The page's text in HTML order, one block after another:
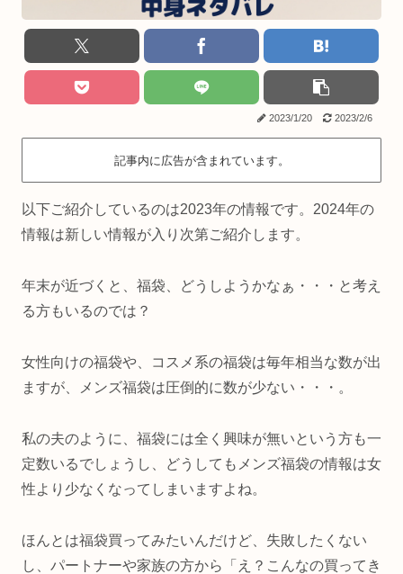
2023/1/20 2023/2/6
記事内に広告が含まれています。
以下ご紹介しているのは2023年の情報です。2024年の
情報は新しい情報が入り次第ご紹介します。
年末が近づくと、福袋、どうしようかなぁ・・・と考え
る方もいるのでは？
女性向けの福袋や、コスメ系の福袋は毎年相当な数が出
ますが、メンズ福袋は圧倒的に数が少ない・・・。
私の夫のように、福袋には全く興味が無いという方も一
定数いるでしょうし、どうしてもメンズ福袋の情報は女
性より少なくなってしまいますよね。
ほんとは福袋買ってみたいんだけど、失敗したくない
し、パートナーや家族の方から「え？こんなの買ってき